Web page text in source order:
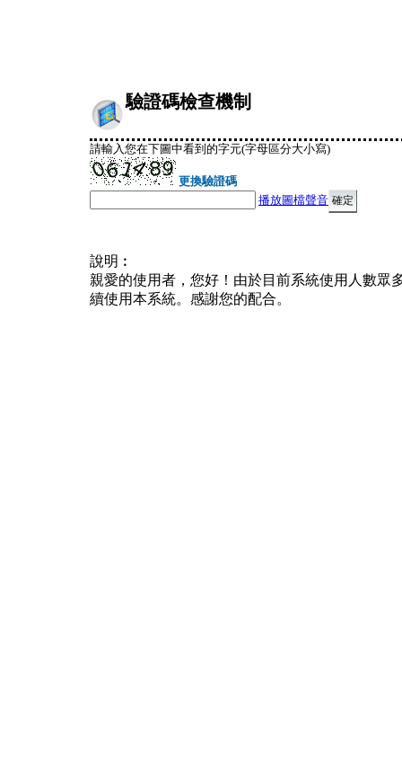
驗證碼檢查機制
請輸入您在下圖中看到的字元(字母區分大小寫)
更換驗證碼
播放圖檔聲音
說明︰
親愛的使用者，您好！由於目前系統使用人數眾
續使用本系統。感謝您的配合。